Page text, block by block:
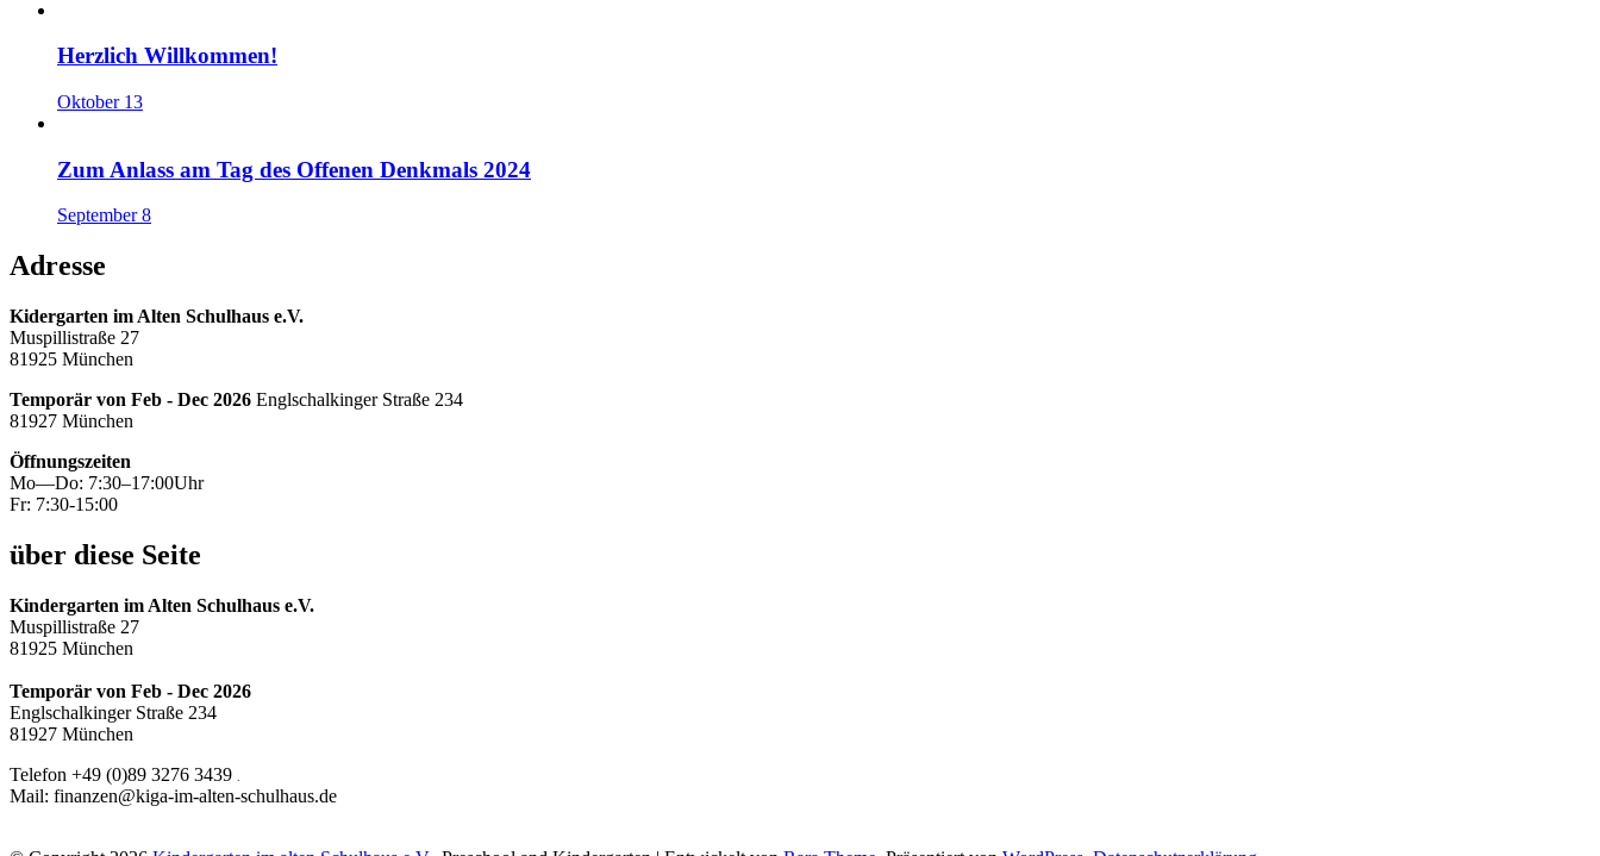
Herzlich Willkommen!
Oktober 13
Zum Anlass am Tag des Offenen Denkmals 2024
September 8
Adresse
Kidergarten im Alten Schulhaus e.V.
Muspillistraße 27
81925 München
Temporär von Feb - Dec 2026 Englschalkinger Straße 234
81927 München
Öffnungszeiten
Mo—Do: 7:30–17:00Uhr
Fr: 7:30-15:00
über diese Seite
Kindergarten im Alten Schulhaus e.V.
Muspillistraße 27
81925 München
Temporär von Feb - Dec 2026
Englschalkinger Straße 234
81927 München
Telefon +49 (0)89 3276 3439
Mail: finanzen@kiga-im-alten-schulhaus.de